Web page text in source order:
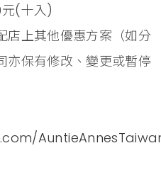
元(十入)
店上其他優惠方案（如分
亦保有修改、變更或暫停